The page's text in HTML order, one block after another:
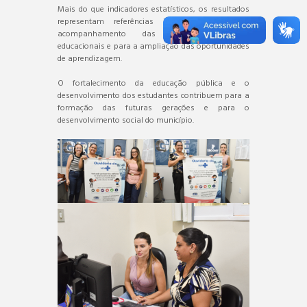
Mais do que indicadores estatísticos, os resultados
representam referências importantes para o
acompanhamento das políticas públicas
educacionais e para a ampliação das oportunidades
de aprendizagem.
O fortalecimento da educação pública e o
desenvolvimento dos estudantes contribuem para a
formação das futuras gerações e para o
desenvolvimento social do município.